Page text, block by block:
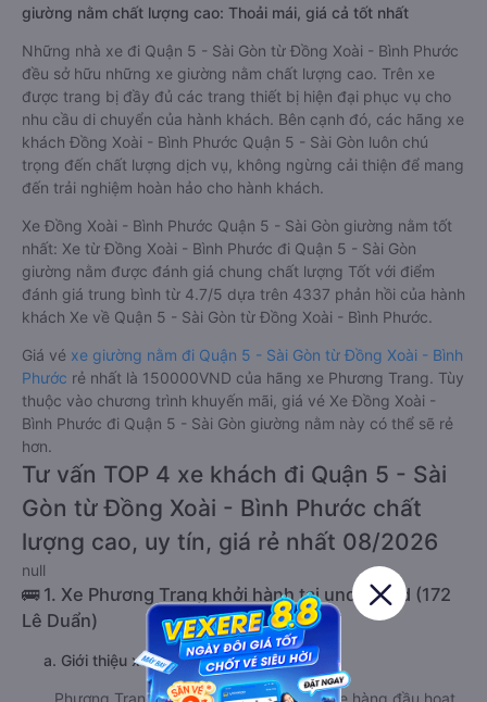
giường nằm chất lượng cao: Thoải mái, giá cả tốt nhất
Những nhà xe đi Quận 5 - Sài Gòn từ Đồng Xoài - Bình Phước
đều sở hữu những xe giường nằm chất lượng cao. Trên xe
được trang bị đầy đủ các trang thiết bị hiện đại phục vụ cho
nhu cầu di chuyển của hành khách. Bên cạnh đó, các hãng xe
khách Đồng Xoài - Bình Phước Quận 5 - Sài Gòn luôn chú
trọng đến chất lượng dịch vụ, không ngừng cải thiện để mang
đến trải nghiệm hoàn hảo cho hành khách.
Xe Đồng Xoài - Bình Phước Quận 5 - Sài Gòn giường nằm tốt
nhất: Xe từ Đồng Xoài - Bình Phước đi Quận 5 - Sài Gòn
giường nằm được đánh giá chung chất lượng Tốt với điểm
đánh giá trung bình từ 4.7/5 dựa trên 4337 phản hồi của hành
khách Xe về Quận 5 - Sài Gòn từ Đồng Xoài - Bình Phước.
Giá vé xe giường nằm đi Quận 5 - Sài Gòn từ Đồng Xoài - Bình
Phước rẻ nhất là 150000VND của hãng xe Phương Trang. Tùy
thuộc vào chương trình khuyến mãi, giá vé Xe Đồng Xoài -
Bình Phước đi Quận 5 - Sài Gòn giường nằm này có thể sẽ rẻ
hơn.
Tư vấn TOP 4 xe khách đi Quận 5 - Sài
Gòn từ Đồng Xoài - Bình Phước chất
lượng cao, uy tín, giá rẻ nhất 08/2026
null
🚌 1. Xe Phương Trang khởi hành tại undefined (172
Lê Duẩn)
a. Giới thiệu xe Phương Trang
Phương Trang là một trong những nhà xe hàng đầu hoạt